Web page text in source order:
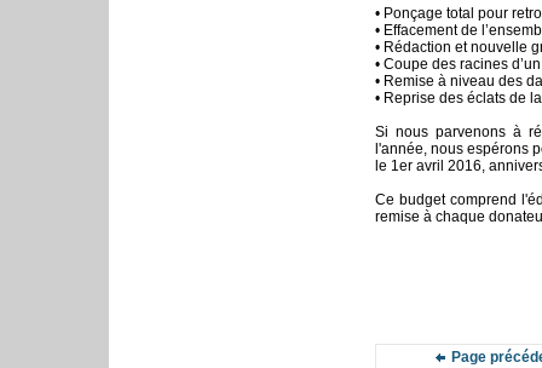
• Ponçage total pour
• Effacement de
• Rédaction et nouvelle
• Coupe des racines
• Remise à niveau des
• Reprise des éclats de
Si nous parvenons à
l'année, nous espérons
le 1er avril 2016,
Ce budget comprend
remise à chaque
Page